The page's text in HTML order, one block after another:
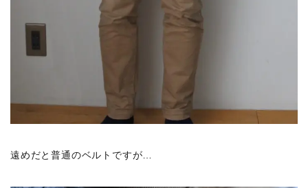
遠めだと普通のベルトですが…